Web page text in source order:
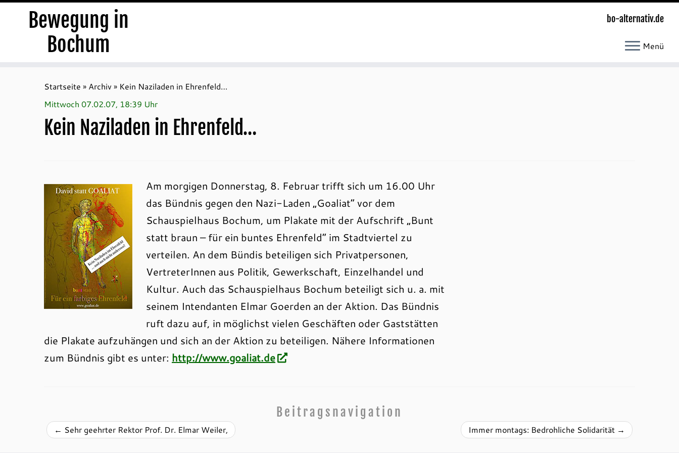
Bewegung in
Bochum
bo-alternativ.de
Menü
Startseite » Archiv » Kein Naziladen in Ehrenfeld…
Mittwoch 07.02.07, 18:39 Uhr
Kein Naziladen in Ehrenfeld…
Am morgigen Donnerstag, 8. Februar trifft sich um 16.00 Uhr
das Bündnis gegen den Nazi-Laden „Goaliat“ vor dem
Schauspielhaus Bochum, um Plakate mit der Aufschrift „Bunt
statt braun – für ein buntes Ehrenfeld“ im Stadtviertel zu
verteilen. An dem Bündis beteiligen sich Privatpersonen,
VertreterInnen aus Politik, Gewerkschaft, Einzelhandel und
Kultur. Auch das Schauspielhaus Bochum beteiligt sich u. a. mit
seinem Intendanten Elmar Goerden an der Aktion. Das Bündnis
ruft dazu auf, in möglichst vielen Geschäften oder Gaststätten
die Plakate aufzuhängen und sich an der Aktion zu beteiligen. Nähere Informationen
zum Bündnis gibt es unter: http://www.goaliat.de
Beitragsnavigation
← Sehr geehrter Rektor Prof. Dr. Elmar Weiler, Immer montags: Bedrohliche Solidarität →